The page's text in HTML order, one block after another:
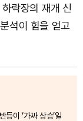
락장의 재개 신
석이 힘을 얻고
이 ‘가짜 상승’일